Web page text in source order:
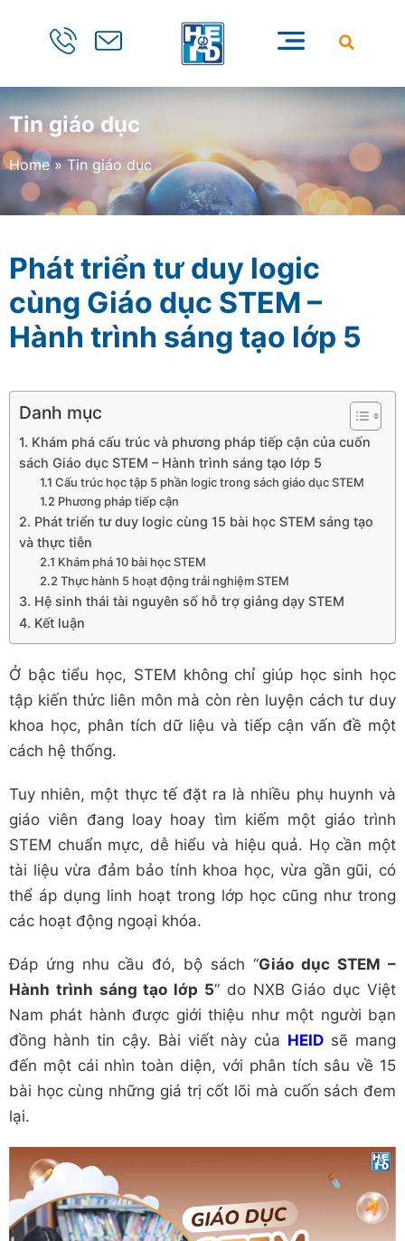
Tin giáo dục
Home»Tin giáo dục
Phát triển tư duy logic
cùng Giáo dục STEM –
Hành trình sáng tạo lớp 5
Danh mục
1. Khám phá cấu trúc và phương pháp tiếp cận của cuốn
sách Giáo dục STEM – Hành trình sáng tạo lớp 5
1.1 Cấu trúc học tập 5 phần logic trong sách giáo dục STEM
1.2 Phương pháp tiếp cận
2. Phát triển tư duy logic cùng 15 bài học STEM sáng tạo
và thực tiễn
2.1 Khám phá 10 bài học STEM
2.2 Thực hành 5 hoạt động trải nghiệm STEM
3. Hệ sinh thái tài nguyên số hỗ trợ giảng dạy STEM
4. Kết luận
Ở bậc tiểu học, STEM không chỉ giúp học sinh học
tập kiến thức liên môn mà còn rèn luyện cách tư duy
khoa học, phân tích dữ liệu và tiếp cận vấn đề một
cách hệ thống.
Tuy nhiên, một thực tế đặt ra là nhiều phụ huynh và
giáo viên đang loay hoay tìm kiếm một giáo trình
STEM chuẩn mực, dễ hiểu và hiệu quả. Họ cần một
tài liệu vừa đảm bảo tính khoa học, vừa gần gũi, có
thể áp dụng linh hoạt trong lớp học cũng như trong
các hoạt động ngoại khóa.
Đáp ứng nhu cầu đó, bộ sách “Giáo dục STEM –
Hành trình sáng tạo lớp 5” do NXB Giáo dục Việt
Nam phát hành được giới thiệu như một người bạn
đồng hành tin cậy. Bài viết này của HEID sẽ mang
đến một cái nhìn toàn diện, với phân tích sâu về 15
bài học cùng những giá trị cốt lõi mà cuốn sách đem
lại.